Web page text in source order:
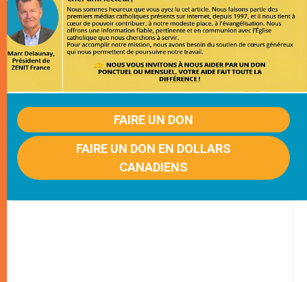
FAIRE UN DON
FAIRE UN DON EN DOLLARS
CANADIENS